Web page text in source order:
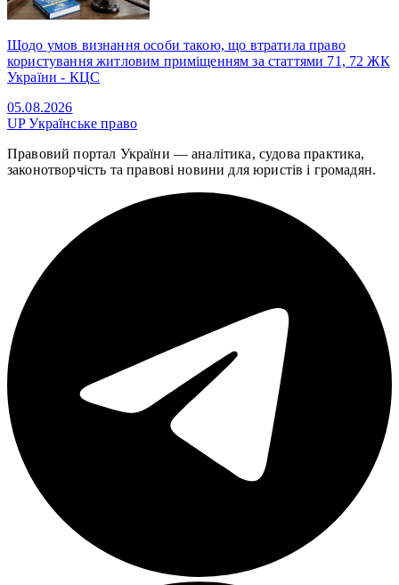
Щодо умов визнання особи такою, що втратила право
користування житловим приміщенням за статтями 71, 72 ЖК
України - КЦС
05.08.2026
UPУкраїнське право
Правовий портал України — аналітика, судова практика,
законотворчість та правові новини для юристів і громадян.